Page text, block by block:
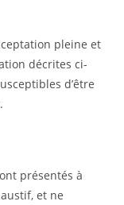
pleine et
décrites ci-
d’être
présentés à
et ne